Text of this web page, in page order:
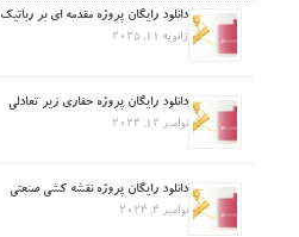
دانلود رایگان پروژه مقدمه ای بر رباتیک
ژانویه 11, 2025
دانلود رایگان پروژه حفاری زیر تعادلی
نوامبر 12, 2024
دانلود رایگان پروژه نقشه کشی صنعتی
نوامبر 4, 2024